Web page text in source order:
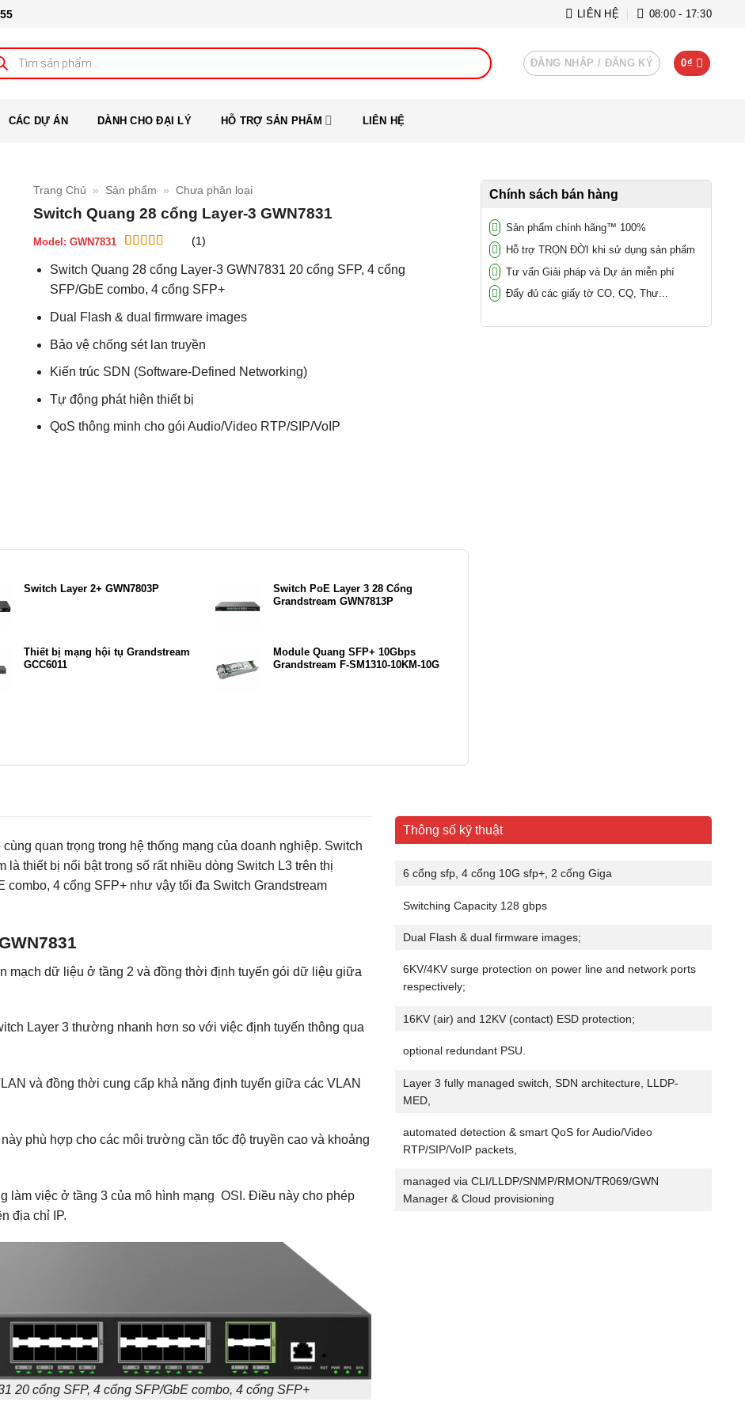
LIÊN HỆ 08:00 - 17:30
ĐĂNG NHẬP / ĐĂNG KÝ 0₫
CÁC DỰ ÁN DÀNH CHO ĐẠI LÝ HỖ TRỢ SẢN PHẨM LIÊN HỆ
Trang Chủ » Sản phẩm » Chưa phân loại
Switch Quang 28 cổng Layer-3 GWN7831
Model:GWN7831
trên đánh
giá
(1)
Switch Quang 28 cổng Layer-3 GWN7831 20 cổng SFP, 4 cổng
SFP/GbE combo, 4 cổng SFP+
Dual Flash & dual firmware images
Bảo vệ chống sét lan truyền
Kiến trúc SDN (Software-Defined Networking)
Tự động phát hiện thiết bị
QoS thông minh cho gói Audio/Video RTP/SIP/VoIP
Switch Layer 2+ GWN7803P
Switch PoE Layer 3 28 Cổng
Grandstream GWN7813P
Thiết bị mạng hội tụ Grandstream
GCC6011
Module Quang SFP+ 10Gbps
Grandstream F-SM1310-10KM-10G
Chính sách bán hàng
Sản phẩm chính hãng™ 100%
Hỗ trợ TRỌN ĐỜI khi sử dụng sản phẩm
Tư vấn Giải pháp và Dự án miễn phí
Đẩy đủ các giấy tờ CO, CQ, Thư...
quan trọng trong hệ thống mạng của doanh nghiệp. Switch
thiết bị nổi bật trong số rất nhiều dòng Switch L3 trên thị
4 cổng SFP+ như vậy tối đa Switch Grandstream
mạch dữ liệu ở tầng 2 và đồng thời định tuyến gói dữ liệu giữa
Layer 3 thường nhanh hơn so với việc định tuyến thông qua
và đồng thời cung cấp khả năng định tuyến giữa các VLAN
phù hợp cho các môi trường cần tốc độ truyền cao và khoảng
làm việc ở tầng 3 của mô hình mạng OSI. Điều này cho phép
địa chỉ IP.
20 cổng SFP, 4 cổng SFP/GbE combo, 4 cổng SFP+
Thông số kỹ thuật
6 cổng sfp, 4 cổng 10G sfp+, 2 cổng Giga
Switching Capacity 128 gbps
Dual Flash & dual firmware images;
6KV/4KV surge protection on power line and network ports
respectively;
16KV (air) and 12KV (contact) ESD protection;
optional redundant PSU.
Layer 3 fully managed switch, SDN architecture, LLDP-
MED,
automated detection & smart QoS for Audio/Video
RTP/SIP/VoIP packets,
managed via CLI/LLDP/SNMP/RMON/TR069/GWN
Manager & Cloud provisioning